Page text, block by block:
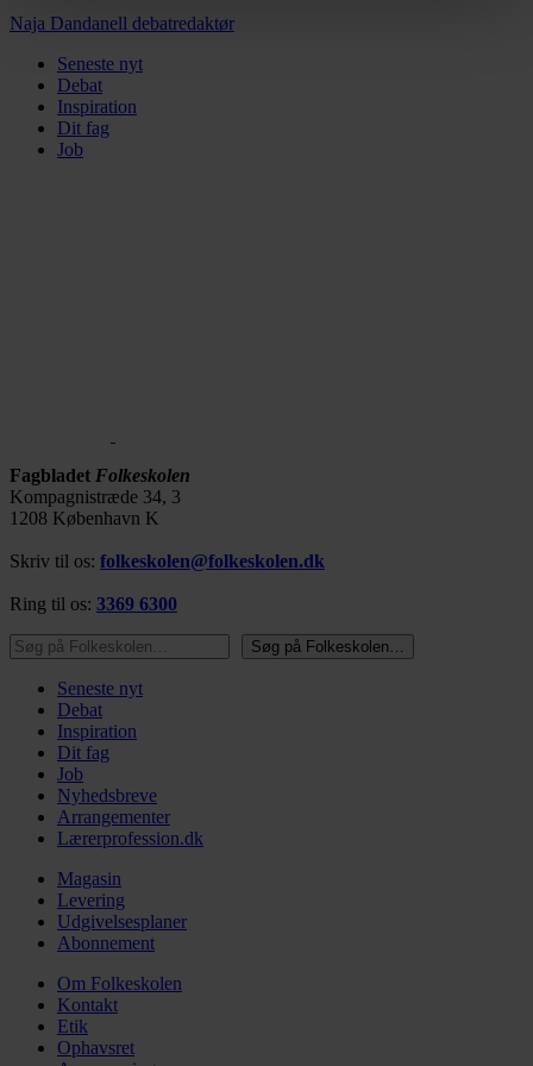
https://www.folkeskolen.dk/persondata/
Naja Dandanell debatredaktør
Seneste nyt
Debat
Inspiration
Dit fag
Job
Fagbladet Folkeskolen
Kompagnistræde 34, 3
1208 København K
Skriv til os: folkeskolen@folkeskolen.dk
Ring til os: 3369 6300
Søg på Folkeskolen…
Søg på Folkeskolen…
Seneste nyt
Debat
Inspiration
Dit fag
Job
Nyhedsbreve
Arrangementer
Lærerprofession.dk
Magasin
Levering
Udgivelsesplaner
Abonnement
Om Folkeskolen
Kontakt
Etik
Ophavsret